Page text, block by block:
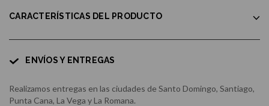
CARACTERÍSTICAS DEL PRODUCTO
ENVÍOS Y ENTREGAS
Realizamos entregas en las ciudades de Santo Domingo, Santiago,
Punta Cana, La Vega y La Romana.